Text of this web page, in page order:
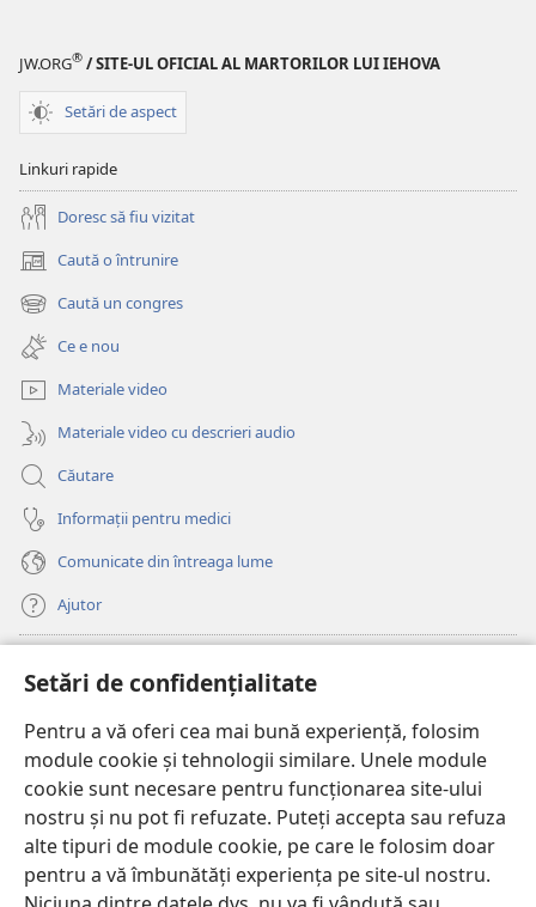
Setări de confidențialitate
Pentru a vă oferi cea mai bună experiență, folosim
module cookie și tehnologii similare. Unele module
cookie sunt necesare pentru funcționarea site-ului
nostru și nu pot fi refuzate. Puteți accepta sau refuza
alte tipuri de module cookie, pe care le folosim doar
pentru a vă îmbunătăți experiența pe site-ul nostru.
o
fereastră
nouă)
JW.ORG® / SITE-UL OFICIAL AL MARTORILOR LUI IEHOVA
Setări de aspect
Linkuri rapide
Doresc să fiu vizitat
Caută o întrunire
(se
deschide
o
fereastră
nouă)
Caută un congres
(se
deschide
o
fereastră
nouă)
Ce e nou
Materiale video
Materiale video cu descrieri audio
Căutare
Informații pentru medici
Comunicate din întreaga lume
Ajutor
(se
deschide
o
fereastră
nouă)
Watchtower – BIBLIOTECĂ ONLINE™
(se
deschide
o
fereastră
JW Hub ®
(se
deschide
o
fereastră
nouă)
JW Library®
Watchtower Library